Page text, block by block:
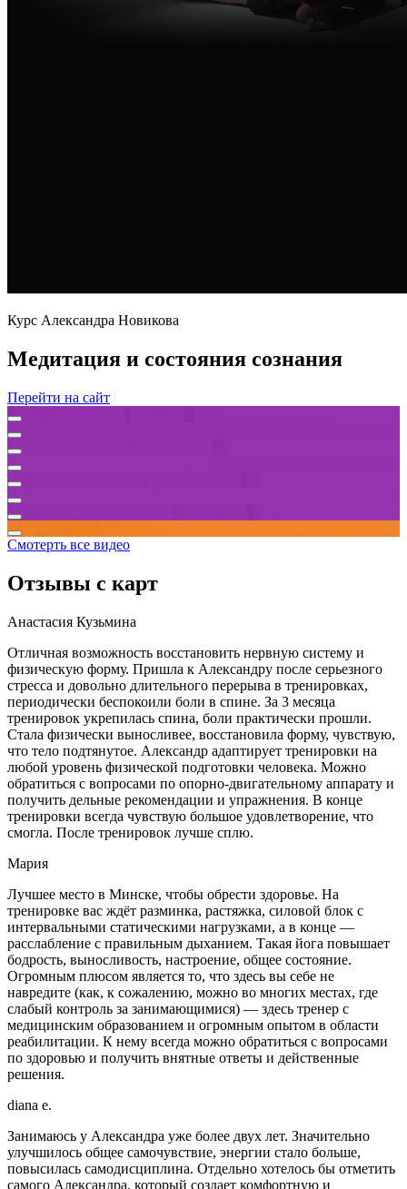
Курс Александра Новикова
Медитация и состояния сознания
Перейти на сайт
Смотерть все видео
Отзывы с карт
Анастасия Кузьмина
Отличная возможность восстановить нервную систему и
физическую форму. Пришла к Александру после серьезного
стресса и довольно длительного перерыва в тренировках,
периодически беспокоили боли в спине. За 3 месяца
тренировок укрепилась спина, боли практически прошли.
Стала физически выносливее, восстановила форму, чувствую,
что тело подтянутое. Александр адаптирует тренировки на
любой уровень физической подготовки человека. Можно
обратиться с вопросами по опорно-двигательному аппарату и
получить дельные рекомендации и упражнения. В конце
тренировки всегда чувствую большое удовлетворение, что
смогла. После тренировок лучше сплю.
Мария
Лучшее место в Минске, чтобы обрести здоровье. На
тренировке вас ждёт разминка, растяжка, силовой блок с
интервальными статическими нагрузками, а в конце —
расслабление с правильным дыханием. Такая йога повышает
бодрость, выносливость, настроение, общее состояние.
Огромным плюсом является то, что здесь вы себе не
навредите (как, к сожалению, можно во многих местах, где
слабый контроль за занимающимися) — здесь тренер с
медицинским образованием и огромным опытом в области
реабилитации. К нему всегда можно обратиться с вопросами
по здоровью и получить внятные ответы и действенные
решения.
diana e.
Занимаюсь у Александра уже более двух лет. Значительно
улучшилось общее самочувствие, энергии стало больше,
повысилась самодисциплина. Отдельно хотелось бы отметить
самого Александра, который создает комфортную и